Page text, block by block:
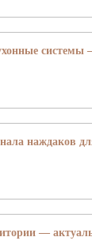
наждаков
—